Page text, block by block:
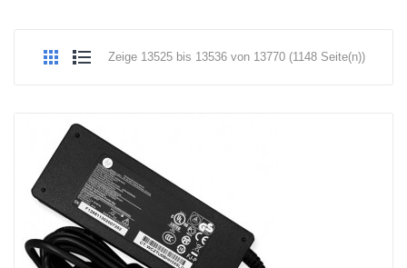
Zeige 13525 bis 13536 von 13770 (1148 Seite(n))